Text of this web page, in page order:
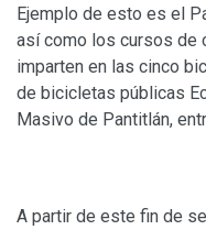
Ejemplo de esto es el
así como los cursos de
imparten en las cinco
de bicicletas públicas
Masivo de Pantitlán,
A partir de este fin de